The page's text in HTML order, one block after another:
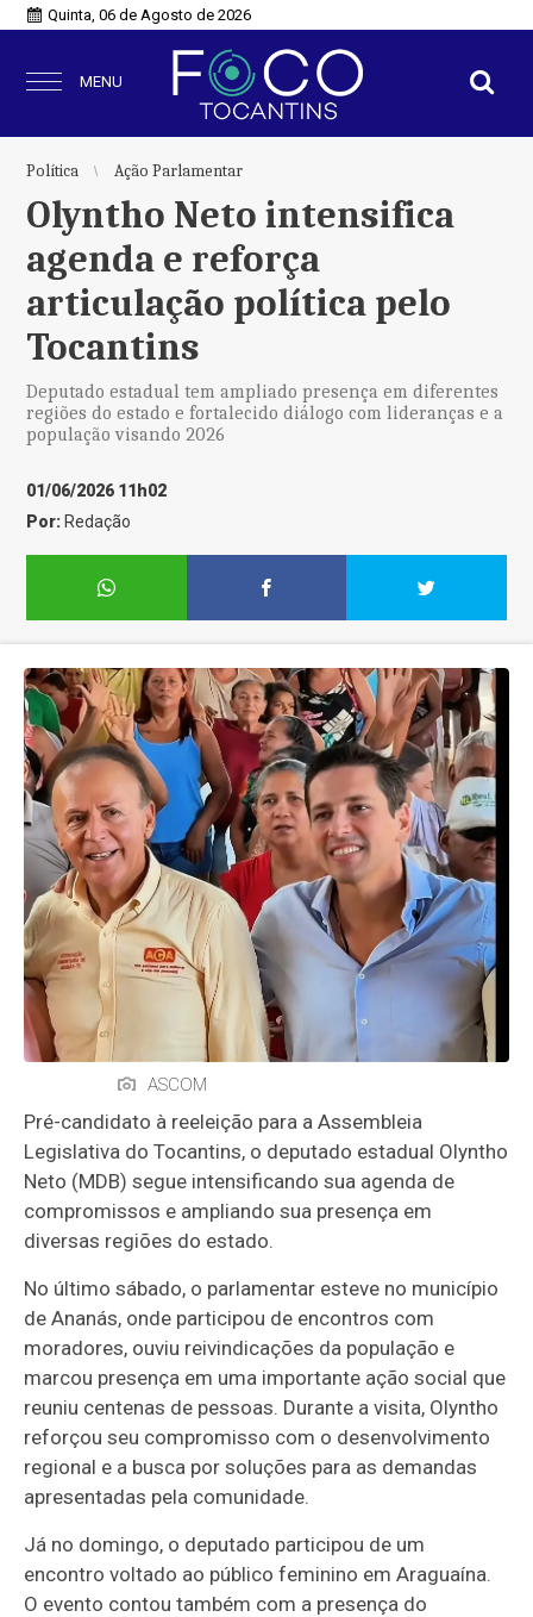
Quinta, 06 de Agosto de 2026
MENU
Política Ação Parlamentar
Olyntho Neto intensifica
agenda e reforça
articulação política pelo
Tocantins
Deputado estadual tem ampliado presença em diferentes
regiões do estado e fortalecido diálogo com lideranças e a
população visando 2026
01/06/2026 11h02
Por: Redação
ASCOM
Pré-candidato à reeleição para a Assembleia
Legislativa do Tocantins, o deputado estadual Olyntho
Neto (MDB) segue intensificando sua agenda de
compromissos e ampliando sua presença em
diversas regiões do estado.
No último sábado, o parlamentar esteve no município
deAnanás, onde participou de encontros com
moradores, ouviu reivindicações da população e
marcou presença em uma importante ação social que
reuniu centenas de pessoas. Durante a visita, Olyntho
reforçou seu compromisso com o desenvolvimento
regional e a busca por soluções para as demandas
apresentadas pela comunidade.
Já no domingo, o deputado participou de um
encontro voltado ao público feminino emAraguaína.
O evento contou também com a presença do